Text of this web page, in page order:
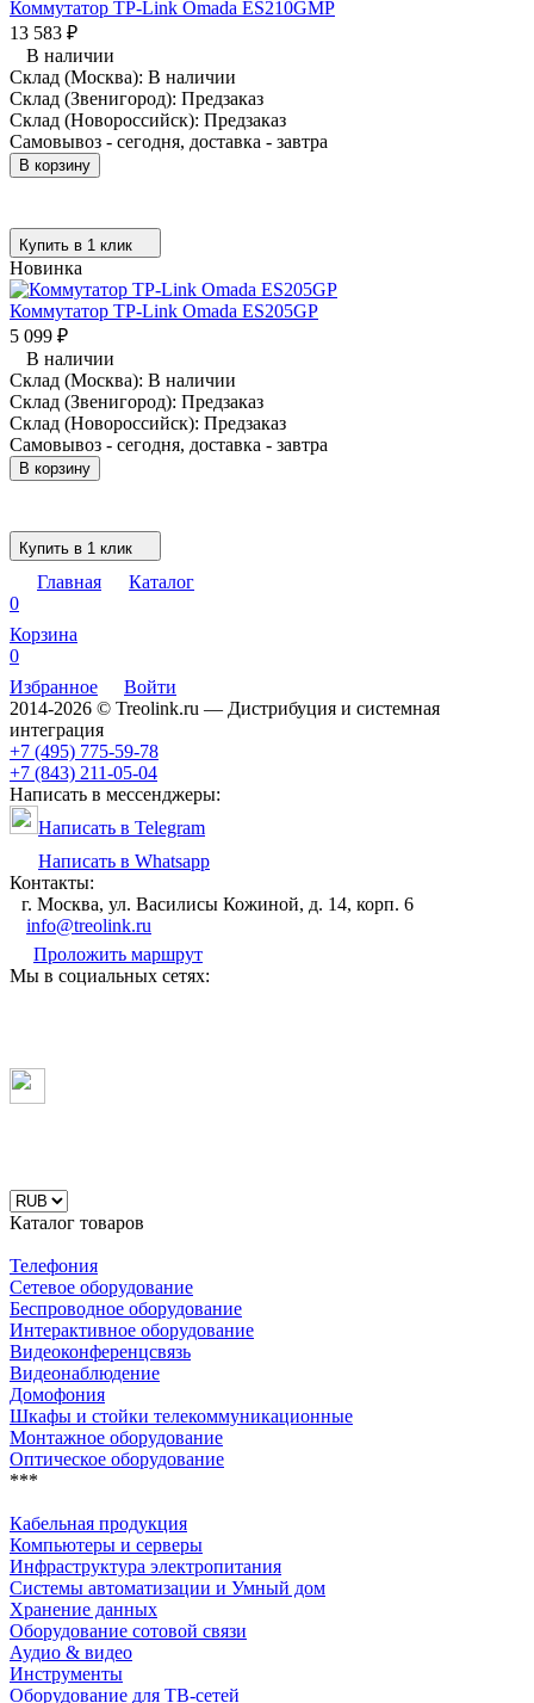
Коммутатор TP-Link Omada ES210GMP
13 583 ₽
В наличии
Склад (Москва): В наличии
Склад (Звенигород): Предзаказ
Склад (Новороссийск): Предзаказ
Самовывоз - сегодня, доставка - завтра
В корзину
Купить в 1 клик
Новинка
Коммутатор TP-Link Omada ES205GP
5 099 ₽
В наличии
Склад (Москва): В наличии
Склад (Звенигород): Предзаказ
Склад (Новороссийск): Предзаказ
Самовывоз - сегодня, доставка - завтра
В корзину
Купить в 1 клик
Главная
Каталог
0
Корзина
0
Избранное
Войти
2014-2026 © Treolink.ru — Дистрибуция и системная
интеграция
+7 (495) 775-59-78
+7 (843) 211-05-04
Написать в мессенджеры:
Написать в Telegram
Написать в Whatsapp
Контакты:
г. Москва, ул. Василисы Кожиной, д. 14, корп. 6
info@treolink.ru
Проложить маршрут
Мы в социальных сетях:
Каталог товаров
Телефония
Сетевое оборудование
Беспроводное оборудование
Интерактивное оборудование
Видеоконференцсвязь
Видеонаблюдение
Домофония
Шкафы и стойки телекоммуникационные
Монтажное оборудование
Оптическое оборудование
***
Кабельная продукция
Компьютеры и серверы
Инфраструктура электропитания
Системы автоматизации и Умный дом
Хранение данных
Оборудование сотовой связи
Аудио & видео
Инструменты
Оборудование для ТВ-сетей